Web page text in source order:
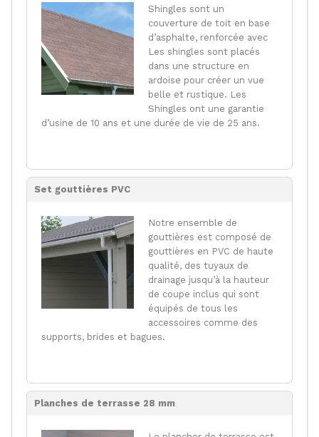
Shingles sont un
couverture de toit en base
d’asphalte, renforcée avec
Les shingles sont placés
dans une structure en
ardoise pour créer un vue
belle et rustique. Les
Shingles ont une garantie
d’usine de 10 ans et une durée de vie de 25 ans.
Set gouttières PVC
Notre ensemble de
gouttières est composé de
gouttières en PVC de haute
qualité, des tuyaux de
drainage jusqu’à la hauteur
de coupe inclus qui sont
équipés de tous les
accessoires comme des
supports, brides et bagues.
Planches de terrasse 28 mm